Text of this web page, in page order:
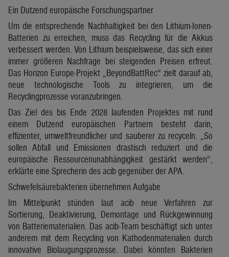
Ein Dutzend europäische Forschungspartner
Um die entsprechende Nachhaltigkeit bei den Lithium-Ionen-
Batterien zu erreichen, muss das Recycling für die Akkus
verbessert werden. Von Lithium beispielsweise, das sich einer
immer größeren Nachfrage bei steigenden Preisen erfreut.
Das Horizon Europe-Projekt „BeyondBattRec“ zielt darauf ab,
neue technologische Tools zu integrieren, um die
Recyclingprozesse voranzubringen.
Das Ziel des bis Ende 2028 laufenden Projektes mit rund
einem Dutzend europäischen Partnern besteht darin,
effizienter, umweltfreundlicher und sauberer zu recyceln. „So
sollen Abfall und Emissionen drastisch reduziert und die
europäische Ressourcenunabhängigkeit gestärkt werden“,
erklärte eine Sprecherin des acib gegenüber der APA.
Schwefelsäurebakterien übernehmen Aufgabe
Im Mittelpunkt stünden laut acib neue Verfahren zur
Sortierung, Deaktivierung, Demontage und Rückgewinnung
von Batteriematerialien. Das acib-Team beschäftigt sich unter
anderem mit dem Recycling von Kathodenmaterialien durch
innovative Biolaugungsprozesse. Dabei könnten Bakterien